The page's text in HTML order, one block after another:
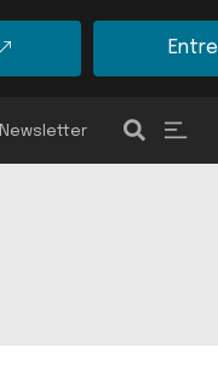
Entre
Newsletter